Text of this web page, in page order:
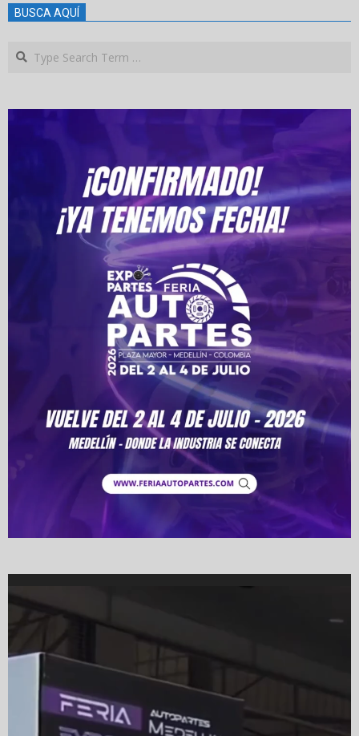
BUSCA AQUÍ
Search
Player